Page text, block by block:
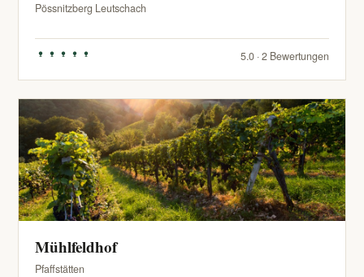
Pössnitzberg Leutschach
5.0 · 2 Bewertungen
Mühlfeldhof
Pfaffstätten